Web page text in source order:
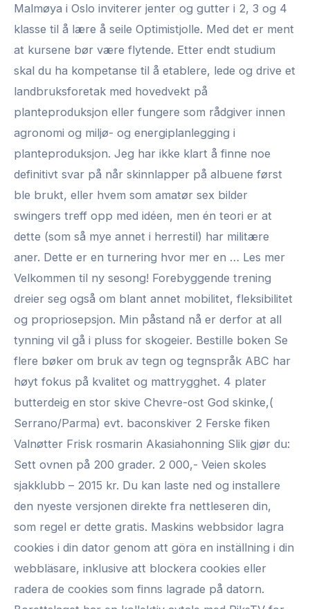
Malmøya i Oslo inviterer jenter og gutter i 2, 3 og 4
klasse til å lære å seile Optimistjolle. Med det er ment
at kursene bør være flytende. Etter endt studium
skal du ha kompetanse til å etablere, lede og drive et
landbruksforetak med hovedvekt på
planteproduksjon eller fungere som rådgiver innen
agronomi og miljø- og energiplanlegging i
planteproduksjon. Jeg har ikke klart å finne noe
definitivt svar på når skinnlapper på albuene først
ble brukt, eller hvem som amatør sex bilder
swingers treff opp med idéen, men én teori er at
dette (som så mye annet i herrestil) har militære
aner. Dette er en turnering hvor mer en … Les mer
Velkommen til ny sesong! Forebyggende trening
dreier seg også om blant annet mobilitet, fleksibilitet
og propriosepsjon. Min påstand nå er derfor at all
tynning vil gå i pluss for skogeier. Bestille boken Se
flere bøker om bruk av tegn og tegnspråk ABC har
høyt fokus på kvalitet og mattrygghet. 4 plater
butterdeig en stor skive Chevre-ost God skinke,(
Serrano/Parma) evt. baconskiver 2 Ferske fiken
Valnøtter Frisk rosmarin Akasiahonning Slik gjør du:
Sett ovnen på 200 grader. 2 000,- Veien skoles
sjakklubb – 2015 kr. Du kan laste ned og installere
den nyeste versjonen direkte fra nettleseren din,
som regel er dette gratis. Maskins webbsidor lagra
cookies i din dator genom att göra en inställning i din
webbläsare, inklusive att blockera cookies eller
radera de cookies som finns lagrade på datorn.